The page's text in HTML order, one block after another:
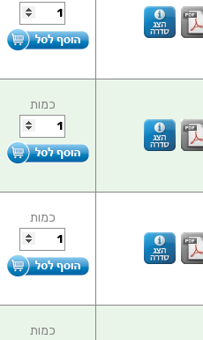
כמות
כמות
כמות